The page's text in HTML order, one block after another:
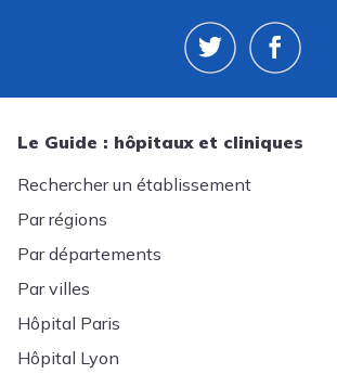
Le Guide : hôpitaux et cliniques
Rechercher un établissement
Par régions
Par départements
Par villes
Hôpital Paris
Hôpital Lyon